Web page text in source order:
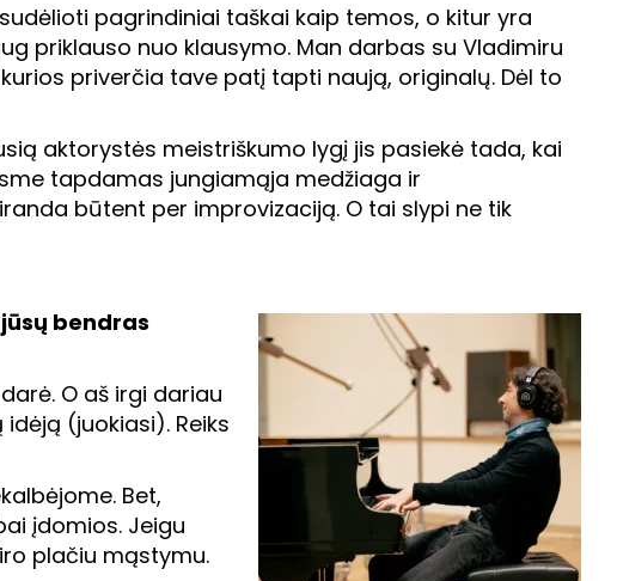
pagrindiniai taškai kaip temos, o kitur yra
priklauso nuo klausymo. Man darbas su Vladimiru
priverčia tave patį tapti naują, originalų. Dėl to
aktorystės meistriškumo lygį jis pasiekė tada, kai
tapdamas jungiamąja medžiaga ir
būtent per improvizaciją. O tai slypi ne tik
bendras
O aš irgi dariau
(juokiasi). Reiks
Bet,
įdomios. Jeigu
plačiu mąstymu.